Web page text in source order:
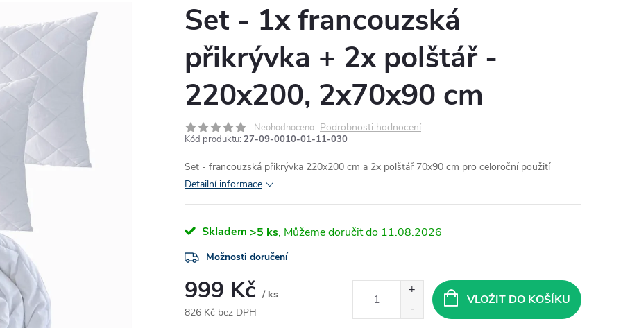
Set - 1x francouzská
přikrývka + 2x polštář -
220x200, 2x70x90 cm
Neohodnoceno Podrobnosti hodnocení
Kód produktu: 27-09-0010-01-11-030
Set - francouzská přikrývka 220x200 cm a 2x polštář 70x90 cm pro celoroční použití
Detailní informace
Skladem >5 ks 11.08.2026
Možnosti doručení
999 Kč / ks
826 Kč bez DPH
VLOŽIT DO KOŠÍKU